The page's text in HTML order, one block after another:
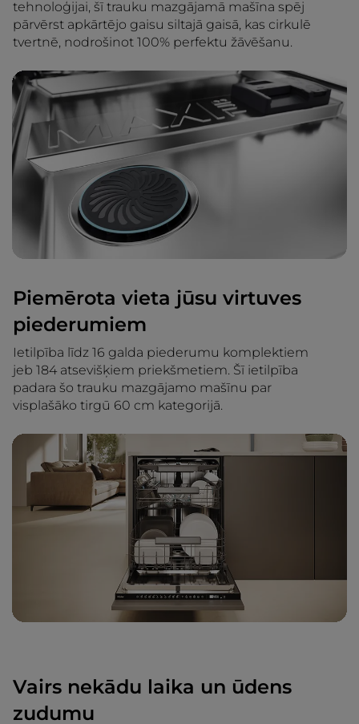
tehnoloģijai, šī trauku mazgājamā mašīna spēj
pārvērst apkārtējo gaisu siltajā gaisā, kas cirkulē
tvertnē, nodrošinot 100% perfektu žāvēšanu.
Piemērota vieta jūsu virtuves
piederumiem
Ietilpība līdz 16 galda piederumu komplektiem
jeb 184 atsevišķiem priekšmetiem. Šī ietilpība
padara šo trauku mazgājamo mašīnu par
visplašāko tirgū 60 cm kategorijā.
Vairs nekādu laika un ūdens
zudumu